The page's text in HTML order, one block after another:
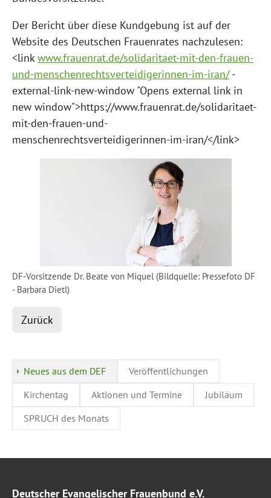
Der Bericht über diese Kundgebung ist auf der
Website des Deutschen Frauenrates nachzulesen:
<linkwww.frauenrat.de/solidaritaet-mit-den-frauen-
und-menschenrechtsverteidigerinnen-im-iran/-
external-link-new-window "Opens external link in
new window">https://www.frauenrat.de/solidaritaet-
mit-den-frauen-und-
menschenrechtsverteidigerinnen-im-iran/</link>
DF-Vorsitzende Dr. Beate von Miquel (Bildquelle: Pressefoto DF
- Barbara Dietl)
Zurück
Neues aus dem DEF
Veröffentlichungen
Kirchentag
Aktionen und Termine
Jubiläum
SPRUCH des Monats
Deutscher Evangelischer Frauenbund e.V.